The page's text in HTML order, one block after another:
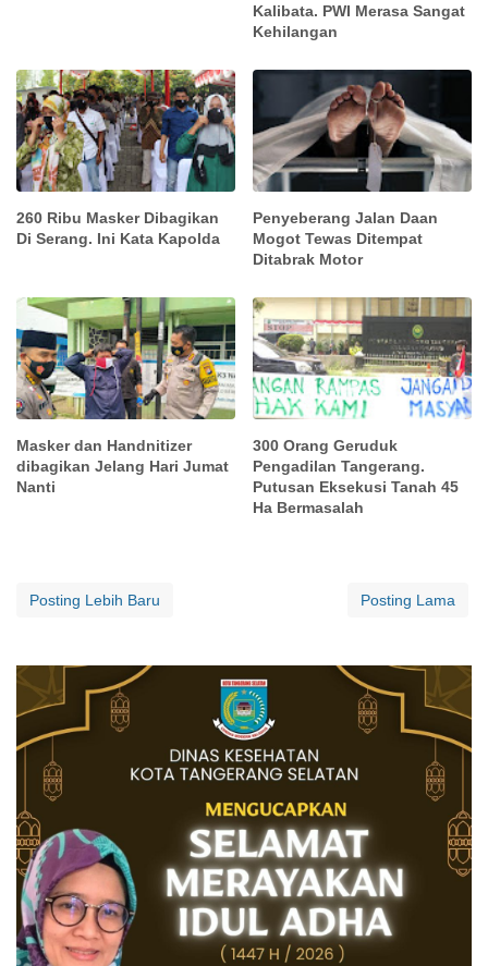
Kalibata. PWI Merasa Sangat
Kehilangan
260 Ribu Masker Dibagikan
Di Serang. Ini Kata Kapolda
Penyeberang Jalan Daan
Mogot Tewas Ditempat
Ditabrak Motor
Masker dan Handnitizer
dibagikan Jelang Hari Jumat
Nanti
300 Orang Geruduk
Pengadilan Tangerang.
Putusan Eksekusi Tanah 45
Ha Bermasalah
Posting Lebih Baru Posting Lama